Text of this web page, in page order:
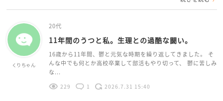
くりちゃん
20代
11年間のうつと私。生理との過酷な闘い。
16歳から11年間、鬱と元気な時期を繰り返してきました。 そ
んな中でも何とか高校卒業して部活もやり切って、 鬱に苦しみ
な...
229 1 2026.7.31 15:40